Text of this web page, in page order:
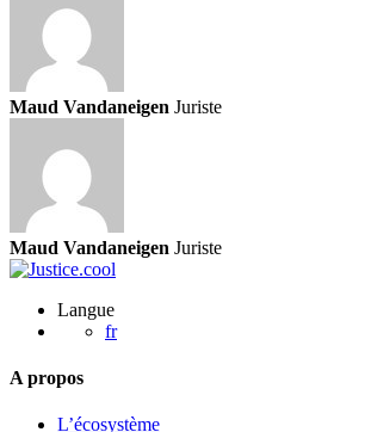
Maud Vandaneigen Juriste
Maud Vandaneigen Juriste
Langue
fr
A propos
L’écosystème